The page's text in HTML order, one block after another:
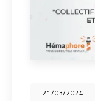
21/03/2024